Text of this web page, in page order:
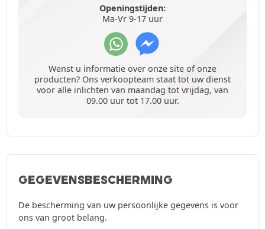
Openingstijden:
Ma-Vr 9-17 uur
Wenst u informatie over onze site of onze
producten? Ons verkoopteam staat tot uw dienst
voor alle inlichten van maandag tot vrijdag, van
09.00 uur tot 17.00 uur.
GEGEVENSBESCHERMING
De bescherming van uw persoonlijke gegevens is voor
ons van groot belang.